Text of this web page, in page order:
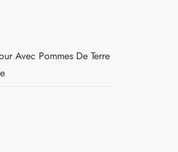
Avec Pommes De Terre